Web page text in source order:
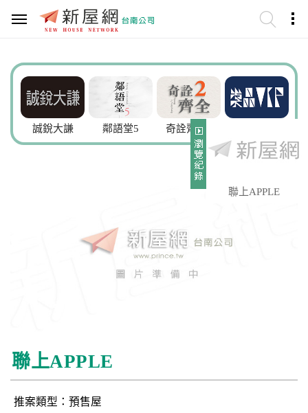
聯上APPLE
誠銳大謙 鄰語堂5 奇詮齊全2
聯上APPLE
推案類型：預售屋